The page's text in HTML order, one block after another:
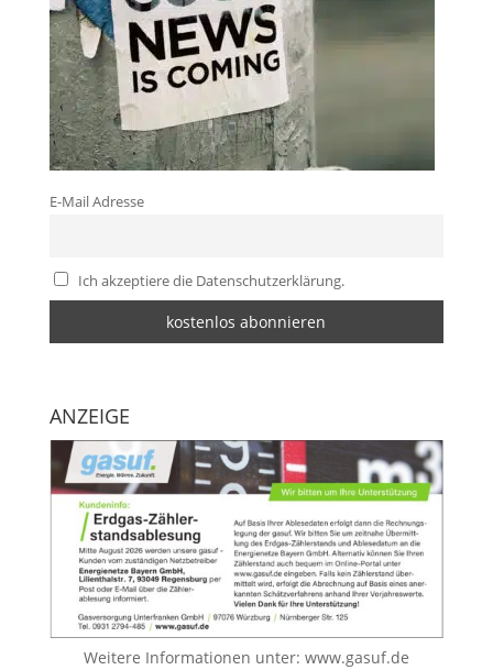
E-Mail Adresse
Ich akzeptiere die Datenschutzerklärung.
ANZEIGE
Weitere Informationen unter: www.gasuf.de